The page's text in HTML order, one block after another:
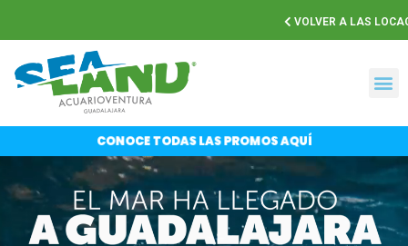
VOLVER A LAS
CONOCE TODAS LAS PROMOS AQUÍ